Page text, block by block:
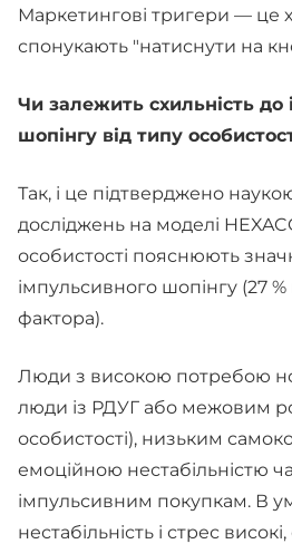
Маркетингові тригери — це
спонукають "натиснути на
Чи залежить схильність до
шопінгу від типу
Так, і це підтверджено
досліджень на моделі
особистості пояснюють
імпульсивного шопінгу (27 %
фактора).
Люди з високою потребою
люди із РДУГ або межовим
особистості), низьким
емоційною нестабільністю
імпульсивним покупкам. В
нестабільність і стрес